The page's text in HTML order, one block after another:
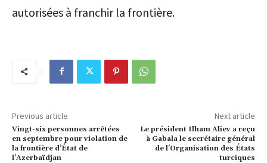
autorisées à franchir la frontière.
Previous article
Vingt-six personnes arrêtées
en septembre pour violation de
la frontière d’État de
l’Azerbaïdjan
Next article
Le président Ilham Aliev a reçu
à Gabala le secrétaire général
de l’Organisation des États
turciques